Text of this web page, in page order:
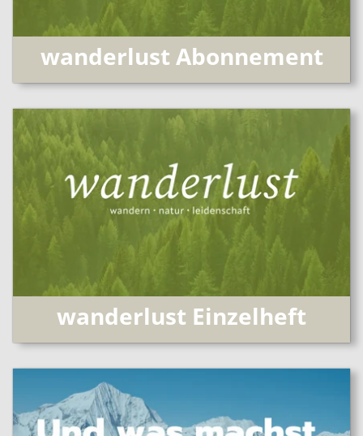
wanderlust Abonnement
wanderlust Einzelheft